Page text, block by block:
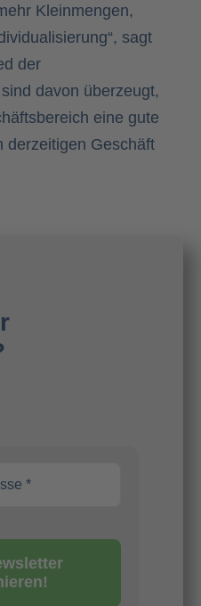
Kleinmengen,
sagt
der
davon überzeugt,
eine gute
derzeitigen Geschäft